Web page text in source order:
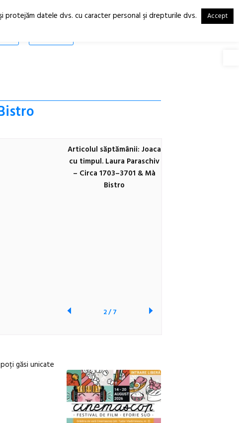
RO
EN
Articolul săptămânii: Joaca
cu timpul. Laura Paraschiv
– Circa 1703–3701 & Mà
Bistro
2/7
găsi unicate
datele dvs. cu caracter personal şi drepturile dvs. Accept